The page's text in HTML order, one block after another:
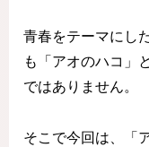
青春をテーマにし
も「アオのハコ」
ではありません。
そこで今回は、「